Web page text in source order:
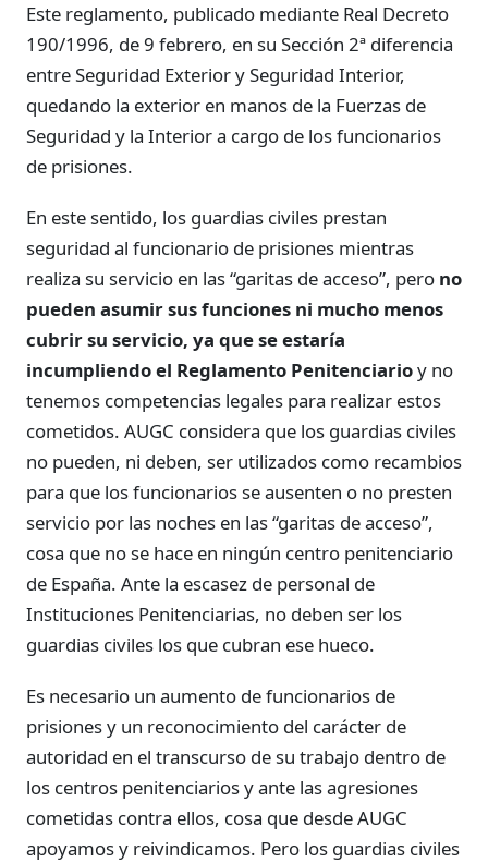
Este reglamento, publicado mediante Real Decreto
190/1996, de 9 febrero, en su Sección 2ª diferencia
entre Seguridad Exterior y Seguridad Interior,
quedando la exterior en manos de la Fuerzas de
Seguridad y la Interior a cargo de los funcionarios
de prisiones.
En este sentido, los guardias civiles prestan
seguridad al funcionario de prisiones mientras
realiza su servicio en las “garitas de acceso”, pero no
pueden asumir sus funciones ni mucho menos
cubrir su servicio, ya que se estaría
incumpliendo el Reglamento Penitenciarioy no
tenemos competencias legales para realizar estos
cometidos. AUGC considera que los guardias civiles
no pueden, ni deben, ser utilizados como recambios
para que los funcionarios se ausenten o no presten
servicio por las noches en las “garitas de acceso”,
cosa que no se hace en ningún centro penitenciario
de España. Ante la escasez de personal de
Instituciones Penitenciarias, no deben ser los
guardias civiles los que cubran ese hueco.
Es necesario un aumento de funcionarios de
prisiones y un reconocimiento del carácter de
autoridad en el transcurso de su trabajo dentro de
los centros penitenciarios y ante las agresiones
cometidas contra ellos, cosa que desde AUGC
apoyamos y reivindicamos. Pero los guardias civiles